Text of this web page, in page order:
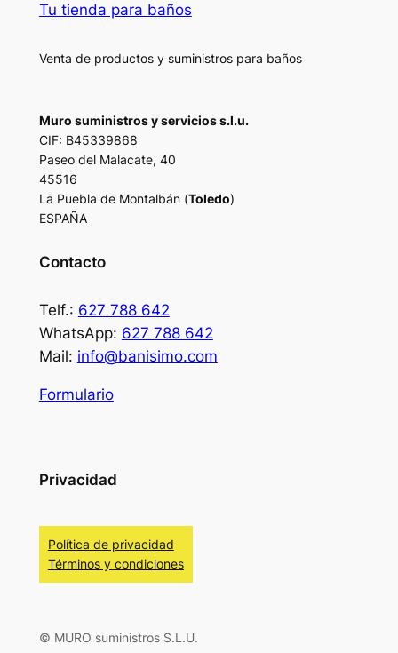
Tu tienda para baños
Venta de productos y suministros para baños
Muro suministros y servicios s.l.u.
CIF: B45339868
Paseo del Malacate, 40
45516
La Puebla de Montalbán (Toledo)
ESPAÑA
Contacto
Telf.: 627 788 642
WhatsApp: 627 788 642
Mail: info@banisimo.com
Formulario
Privacidad
Política de privacidad
Términos y condiciones
© MURO suministros S.L.U.